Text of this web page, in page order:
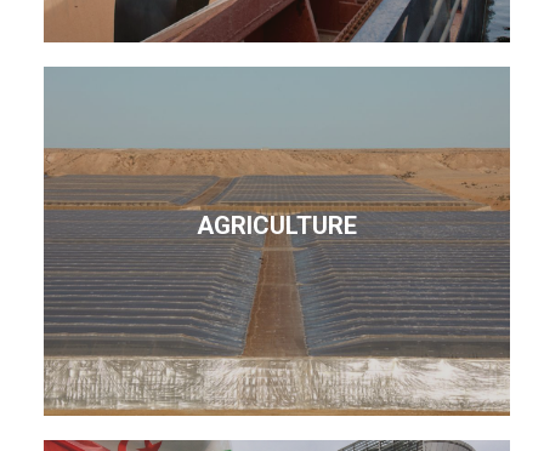
AGRICULTURE